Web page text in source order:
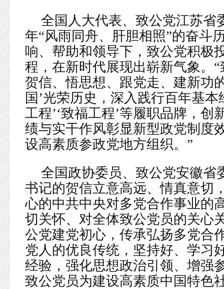
全国人大代表、致公党江苏省
年“风雨同舟、肝胆相照”的奋斗
响、帮助和领导下，致公党积极
程，在新时代展现出崭新气象。
贺信、悟思想、跟党走、建新功
国’光荣历史，深入践行百年基本
工程’‘致福工程’等履职品牌，创
绩与实干作风彰显新型政党制度
设高素质参政党地方组织。”
全国政协委员、致公党安徽省
书记的贺信立意高远、情真意切
心的中共中央对多党合作事业的
切关怀、对全体致公党员的关心
公党建党初心，传承弘扬多党合
党人的优良传统，坚持好、学习
经验，强化思想政治引领、增强
致公党员为建设高素质中国特色